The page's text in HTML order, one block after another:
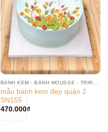
mẫu bánh kem đẹp quận 2
SN155
470.000₫